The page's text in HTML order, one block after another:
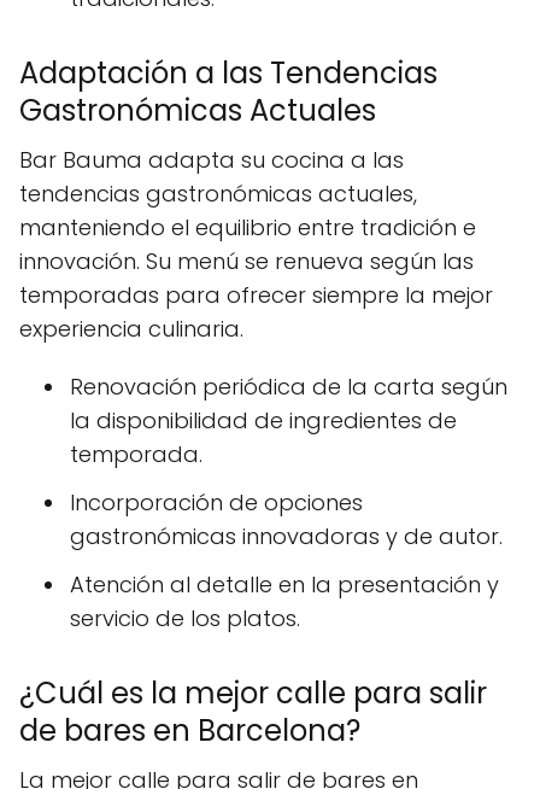
Adaptación a las Tendencias
Gastronómicas Actuales
Bar Bauma adapta su cocina a las
tendencias gastronómicas actuales,
manteniendo el equilibrio entre tradición e
innovación. Su menú se renueva según las
temporadas para ofrecer siempre la mejor
experiencia culinaria.
Renovación periódica de la carta según
la disponibilidad de ingredientes de
temporada.
Incorporación de opciones
gastronómicas innovadoras y de autor.
Atención al detalle en la presentación y
servicio de los platos.
¿Cuál es la mejor calle para salir
de bares en Barcelona?
La mejor calle para salir de bares en